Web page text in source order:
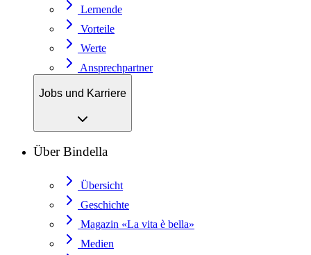
Lernende
Vorteile
Werte
Ansprechpartner
Jobs und Karriere
Über Bindella
Übersicht
Geschichte
Magazin «La vita è bella»
Medien